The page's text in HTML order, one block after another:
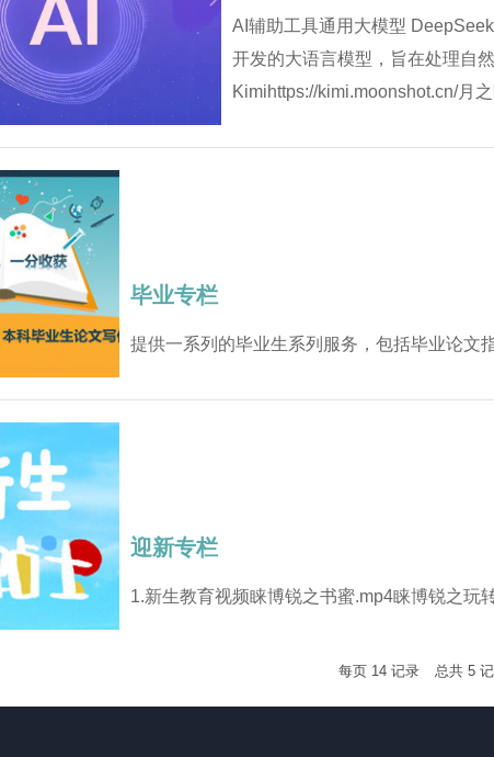
AI辅助工具通用大模型
开发的大语言模型，旨在处理自
Kimihttps://kimi.moonshot.cn/月
毕业专栏
提供一系列的毕业生系列服务，包括毕业论文
迎新专栏
1.新生教育视频睐博锐之书蜜.mp4睐博锐之玩
每页 14 记录 总共 5